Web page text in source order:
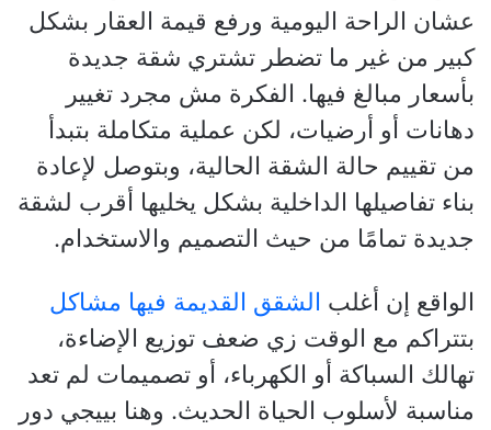
عشان الراحة اليومية ورفع قيمة العقار بشكل
كبير من غير ما تضطر تشتري شقة جديدة
بأسعار مبالغ فيها. الفكرة مش مجرد تغيير
دهانات أو أرضيات، لكن عملية متكاملة بتبدأ
من تقييم حالة الشقة الحالية، وبتوصل لإعادة
بناء تفاصيلها الداخلية بشكل يخليها أقرب لشقة
جديدة تمامًا من حيث التصميم والاستخدام.
الواقع إن أغلب الشقق القديمة فيها مشاكل
بتتراكم مع الوقت زي ضعف توزيع الإضاءة،
تهالك السباكة أو الكهرباء، أو تصميمات لم تعد
مناسبة لأسلوب الحياة الحديث. وهنا بييجي دور